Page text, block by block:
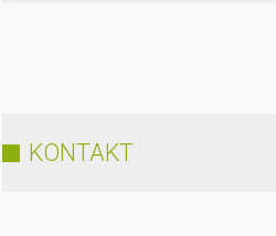
KONTAKT